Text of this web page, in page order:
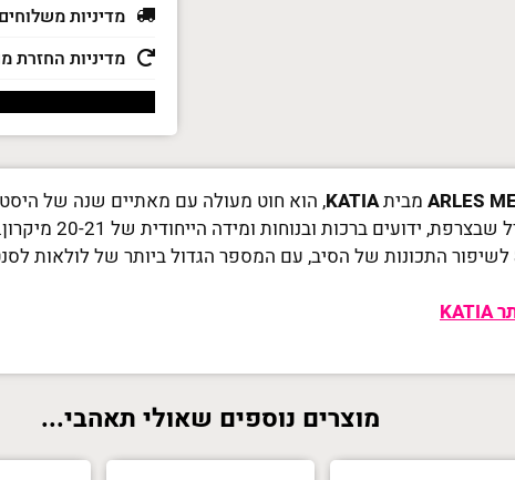
מרינו
ARLES
MERINO
מדיניות משלוחים
מדיניות החזרת
מביתKATIA
, הוא חוט מעולה עם מאתיים שנה של
ידועים ברכות ובנוחות ומידה הייחודית של 20-21 מיקרון.
מוצרים נוספים שאולי תאהבי...